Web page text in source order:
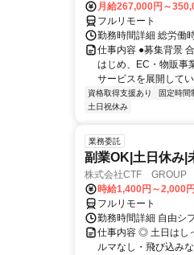
月給267,000円～
フルリモート
勤務時間詳細 総労働
仕事内容 ●募集背景
はじめ、EC・物販事
サービスを展開して
資格取得支援あり 固定時間
土日祝休み
業務委託
副業OK|土日休み|
株式会社CTF GROUP
時給1,400円～2,000円
フルリモート
勤務時間詳細 自由シ
仕事内容 ◎ 土日はし
ルマなし・飛び込み